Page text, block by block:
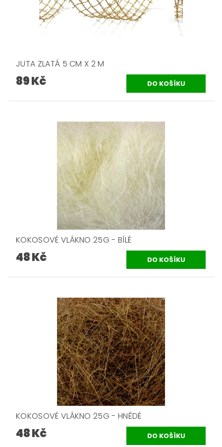
JUTA ZLATÁ 5 CM X 2 M
89 Kč
KOKOSOVÉ VLÁKNO 25G - BÍLÉ
48 Kč
KOKOSOVÉ VLÁKNO 25G - HNĚDÉ
48 Kč